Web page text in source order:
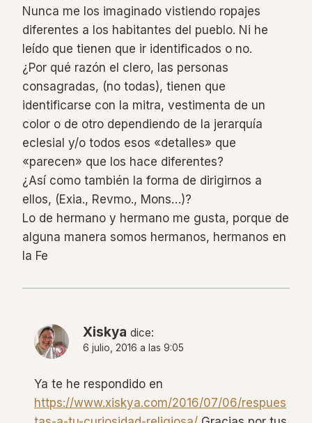
Nunca me los imaginado vistiendo ropajes
diferentes a los habitantes del pueblo. Ni he
leído que tienen que ir identificados o no.
¿Por qué razón el clero, las personas
consagradas, (no todas), tienen que
identificarse con la mitra, vestimenta de un
color o de otro dependiendo de la jerarquía
eclesial y/o todos esos «detalles» que
«parecen» que los hace diferentes?
¿Así como también la forma de dirigirnos a
ellos, (Exia., Revmo., Mons…)?
Lo de hermano y hermano me gusta, porque de
alguna manera somos hermanos, hermanos en
la Fe
Xiskya dice:
6 julio, 2016 a las 9:05
Ya te he respondido en
https://www.xiskya.com/2016/07/06/respues